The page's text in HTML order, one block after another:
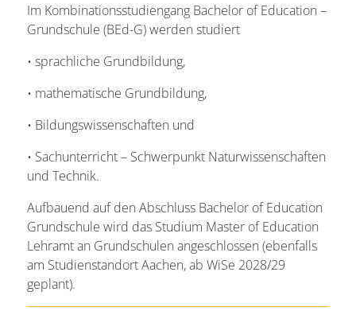
Im Kombinationsstudiengang Bachelor of Education –
Grundschule (BEd-G) werden studiert
• sprachliche Grundbildung,
• mathematische Grundbildung,
• Bildungswissenschaften und
• Sachunterricht – Schwerpunkt Naturwissenschaften
und Technik.
Aufbauend auf den Abschluss Bachelor of Education
Grundschule wird das Studium Master of Education
Lehramt an Grundschulen angeschlossen (ebenfalls
am Studienstandort Aachen, ab WiSe 2028/29
geplant).